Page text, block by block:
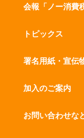
会報「ノー消費
トピックス
署名用紙・宣伝
加入のご案内
お問い合わせな